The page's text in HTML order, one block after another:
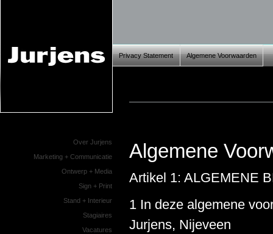
Over Jurjens
Marketing + Communicatie
Ontwerp + Media
Sign + Print
Stand + Interieur
Stagiaires
Vacatures
Privacy Statement Algemene Voorwaarden
Algemene
Artikel 1: ALGEMENE
1 In deze algemene
Jurjens, Nijeveen